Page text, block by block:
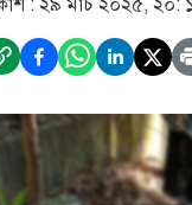
: ২৯ মার্চ ২০২৫, ২০: